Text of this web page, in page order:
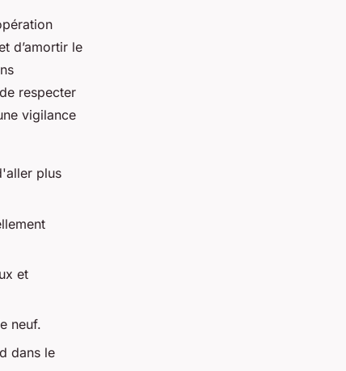
d’amortir le
respecter
vigilance
plus
et
neuf.
dans le